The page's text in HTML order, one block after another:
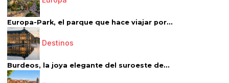
Europa-Park, el parque que hace viajar por...
Destinos
Burdeos, la joya elegante del suroeste de...